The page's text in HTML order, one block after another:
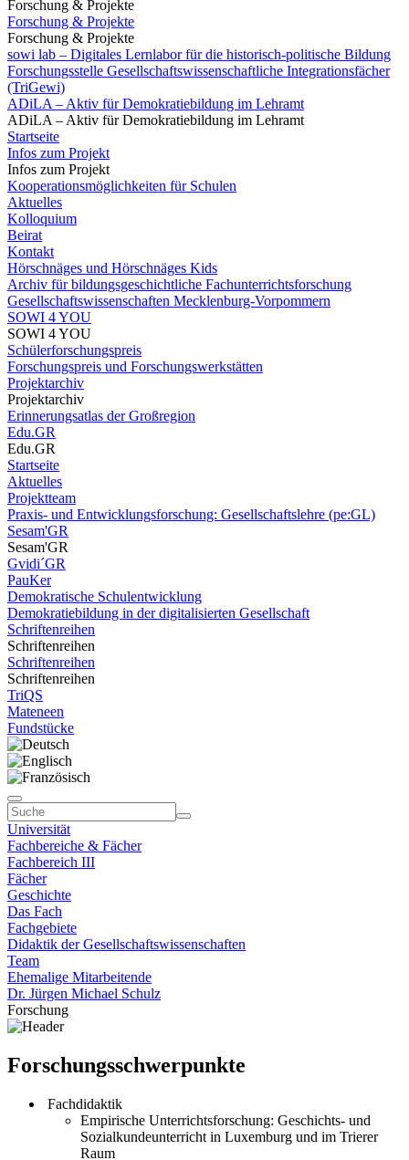
Forschung & Projekte
Forschung & Projekte
Forschung & Projekte
sowi lab – Digitales Lernlabor für die historisch-politische Bildung
Forschungsstelle Gesellschaftswissenschaftliche Integrationsfächer
(TriGewi)
ADiLA – Aktiv für Demokratiebildung im Lehramt
ADiLA – Aktiv für Demokratiebildung im Lehramt
Startseite
Infos zum Projekt
Infos zum Projekt
Kooperationsmöglichkeiten für Schulen
Aktuelles
Kolloquium
Beirat
Kontakt
Hörschnäges und Hörschnäges Kids
Archiv für bildungsgeschichtliche Fachunterrichtsforschung
Gesellschaftswissenschaften Mecklenburg-Vorpommern
SOWI 4 YOU
SOWI 4 YOU
Schülerforschungspreis
Forschungspreis und Forschungswerkstätten
Projektarchiv
Projektarchiv
Erinnerungsatlas der Großregion
Edu.GR
Edu.GR
Startseite
Aktuelles
Projektteam
Praxis- und Entwicklungsforschung: Gesellschaftslehre (pe:GL)
Sesam'GR
Sesam'GR
Gvidi´GR
PauKer
Demokratische Schulentwicklung
Demokratiebildung in der digitalisierten Gesellschaft
Schriftenreihen
Schriftenreihen
Schriftenreihen
Schriftenreihen
TriQS
Mateneen
Fundstücke
Universität
Fachbereiche & Fächer
Fachbereich III
Fächer
Geschichte
Das Fach
Fachgebiete
Didaktik der Gesellschaftswissenschaften
Team
Ehemalige Mitarbeitende
Dr. Jürgen Michael Schulz
Forschung
Forschungsschwerpunkte
Fachdidaktik
Empirische Unterrichtsforschung: Geschichts- und
Sozialkundeunterricht in Luxemburg und im Trierer
Raum